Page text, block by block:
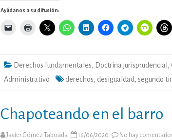
Ayúdanos a su difusión:
Derechos fundamentales, Doctrina jurisprudencial ,
Administrativo
derechos, desigualdad , segundo
Chapoteando en el barro
Javier Gómez Taboada 16/06/2020 No hay